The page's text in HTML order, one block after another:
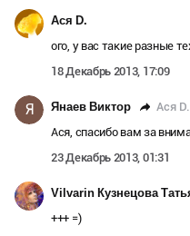
Ася D.
ого, у вас такие разные
18 Декабрь 2013, 17:09
Я Янаев Виктор Ася D.
Ася, спасибо вам за
23 Декабрь 2013, 01:31
Vilvarin Кузнецова
+++ =)